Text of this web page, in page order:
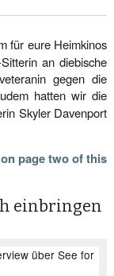
für eure Heimkinos
an diebische
gegen die
hatten wir die
Skyler Davenport
on page two of this
einbringen